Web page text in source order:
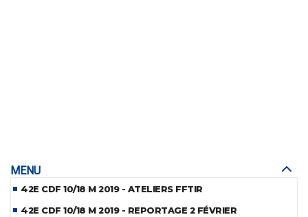
MENU
42E CDF 10/18 M 2019 - ATELIERS FFTIR
42E CDF 10/18 M 2019 - REPORTAGE 2 FÉVRIER